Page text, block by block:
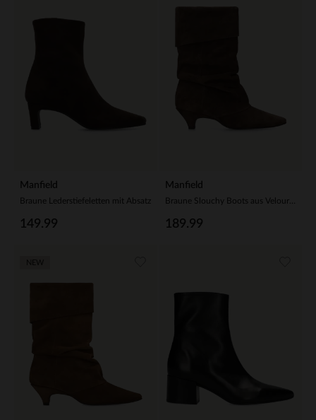
Manfield
Braune Lederstiefeletten mit Absatz
149.99
Manfield
Braune Slouchy Boots aus Veloursleder mit Absatz
189.99